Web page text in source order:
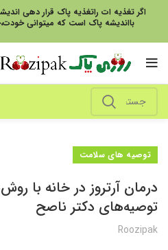
اگر تغذیه ات راتغذیه پاک قرار دهی
بااندیشه پاک است که میتوانی
توصیه های سلامت
درمان آرتروز در خانه با
توصیه‌های دکتر ناصح
Roozipak